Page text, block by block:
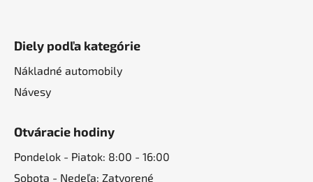
Diely podľa kategórie
Nákladné automobily
Návesy
Otváracie hodiny
Pondelok - Piatok: 8:00 - 16:00
Sobota - Nedeľa: Zatvorené